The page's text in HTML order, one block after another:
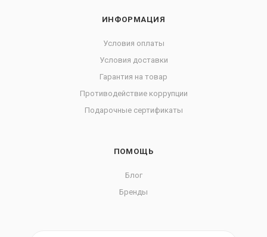
ИНФОРМАЦИЯ
Условия оплаты
Условия доставки
Гарантия на товар
Противодействие коррупции
Подарочные сертификаты
ПОМОЩЬ
Блог
Бренды